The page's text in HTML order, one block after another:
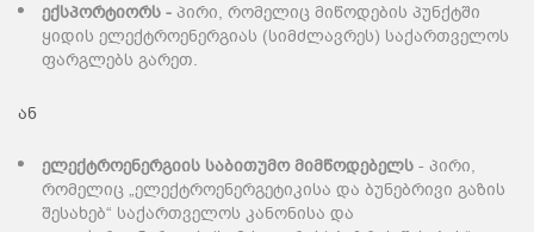
ექსპორტიორს - პირი, რომელიც მიწოდების პუნქტში
ყიდის ელექტროენერგიას (სიმძლავრეს) საქართველოს
ფარგლებს გარეთ.
ან
ელექტროენერგიის საბითუმო მიმწოდებელს - პირი,
რომელიც „ელექტროენერგეტიკისა და ბუნებრივი გაზის
შესახებ“ საქართველოს კანონისა და